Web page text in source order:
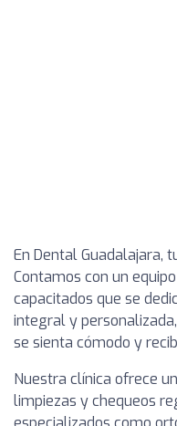
En Dental Guadalajara,
Contamos con un
capacitados que se
integral y
se sienta cómodo y
Nuestra clínica ofrece
limpiezas y chequeos